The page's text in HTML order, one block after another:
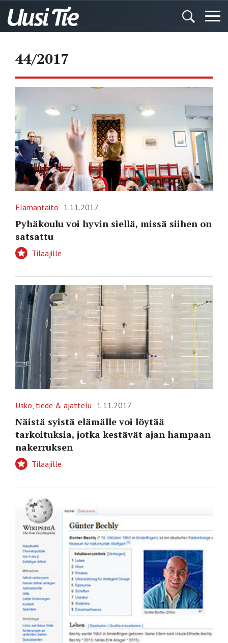
44/2017
Elämäntaito 1.11.2017
Pyhäkoulu voi hyvin siellä, missä siihen on
satsattu
Tilaajille
Usko, tiede & ajattelu 1.11.2017
Näistä syistä elämälle voi löytää
tarkoituksia, jotka kestävät ajan hampaan
nakerruksen
Tilaajille